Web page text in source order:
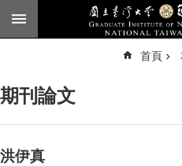
跳到主要內容區塊
臺
頁
首頁
期刊論文
洪伊真